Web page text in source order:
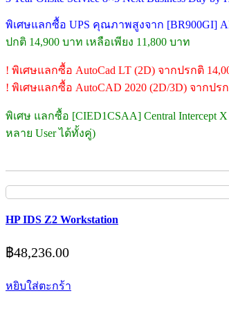
พิเศษแลกซื้อ UPS คุณภาพสูงจาก [BR900GI]
ปกติ 14,900 บาท เหลือเพียง 11,800 บาท
! พิเศษแลกซื้อ AutoCad LT (2D) จากปรกติ
! พิเศษแลกซื้อ AutoCAD 2020 (2D/3D) จากปร
พิเศษ แลกซื้อ [CIED1CSAA] Central Intercept
หลาย User ได้ทั้งคู่)
HP IDS Z2 Workstation
฿48,236.00
หยิบใส่ตะกร้า